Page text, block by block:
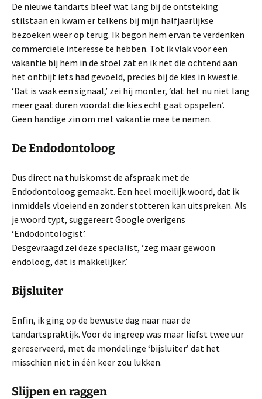
De nieuwe tandarts bleef wat lang bij de ontsteking
stilstaan en kwam er telkens bij mijn halfjaarlijkse
bezoeken weer op terug. Ik begon hem ervan te verdenken
commerciële interesse te hebben. Tot ik vlak voor een
vakantie bij hem in de stoel zat en ik net die ochtend aan
het ontbijt iets had gevoeld, precies bij de kies in kwestie.
‘Dat is vaak een signaal,’ zei hij monter, ‘dat het nu niet lang
meer gaat duren voordat die kies echt gaat opspelen’.
Geen handige zin om met vakantie mee te nemen.
De Endodontoloog
Dus direct na thuiskomst de afspraak met de
Endodontoloog gemaakt. Een heel moeilijk woord, dat ik
inmiddels vloeiend en zonder stotteren kan uitspreken. Als
je woord typt, suggereert Google overigens
‘Endodontologist’.
Desgevraagd zei deze specialist, ‘zeg maar gewoon
endoloog, dat is makkelijker.’
Bijsluiter
Enfin, ik ging op de bewuste dag naar naar de
tandartspraktijk. Voor de ingreep was maar liefst twee uur
gereserveerd, met de mondelinge ‘bijsluiter’ dat het
misschien niet in één keer zou lukken.
Slijpen en raggen